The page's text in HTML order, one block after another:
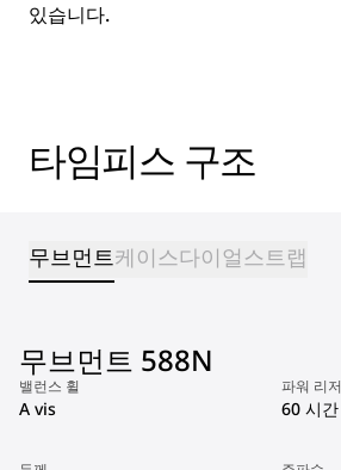
있습니다.
타임피스 구조
무브먼트케이스다이얼스트랩
무브먼트 588N
밸런스 휠
A vis
파워 리
60 시간